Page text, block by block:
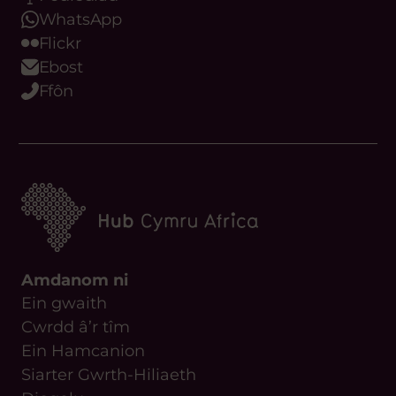
WhatsApp
Flickr
Ebost
Ffôn
Amdanom ni
Ein gwaith
Cwrdd â’r tîm
Ein Hamcanion
Siarter Gwrth-Hiliaeth